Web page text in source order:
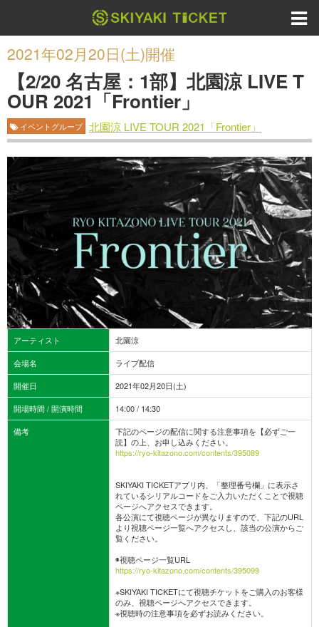
2021年02月20日(土)開催
【2/20 名古屋：1部】北園涼 LIVE T
OUR 2021「Frontier」
イベントグループ 北園涼 LIVE TOUR 2021「Frontier」
アーティスト
北園涼
会場名
ライブ配信
開催日
2021年02月20日(土)
開場時間 / 開演時間
14:00 / 14:30
備考
下記のページの配信に関する注意事項を【必ずご一
読】の上、お申し込みください。
https://ryo-kitazono.com/contents/395089
SKIYAKI TICKETアプリ内、「整理番号欄」に表示さ
れているシリアルコードをご入力いただくことで視聴
ページへアクセスできます。
各公演にて視聴ページが異なりますので、下記のURL
より視聴ページ一覧へアクセスし、該当の公演からご
覧ください。
◉視聴ページ一覧URL
https://ryo-kitazono.com/contents/395099
※SKIYAKI TICKETにて視聴チケットをご購入のお客様
のみ、視聴ページへアクセスできます。
※視聴時の注意事項を必ずお読みください。